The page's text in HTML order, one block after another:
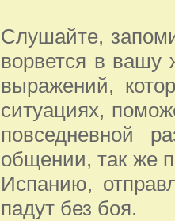
Слушайте,
ворвется в вашу
выражений,
ситуациях,
повседневной
общении, так же
Испанию,
падут без боя.